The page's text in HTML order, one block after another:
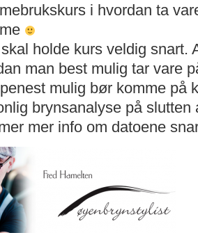
i hvordan ta
holde kurs veldig snart.
man best mulig tar vare
mulig bør komme på
brynsanalyse på slutten
mer info om datoene